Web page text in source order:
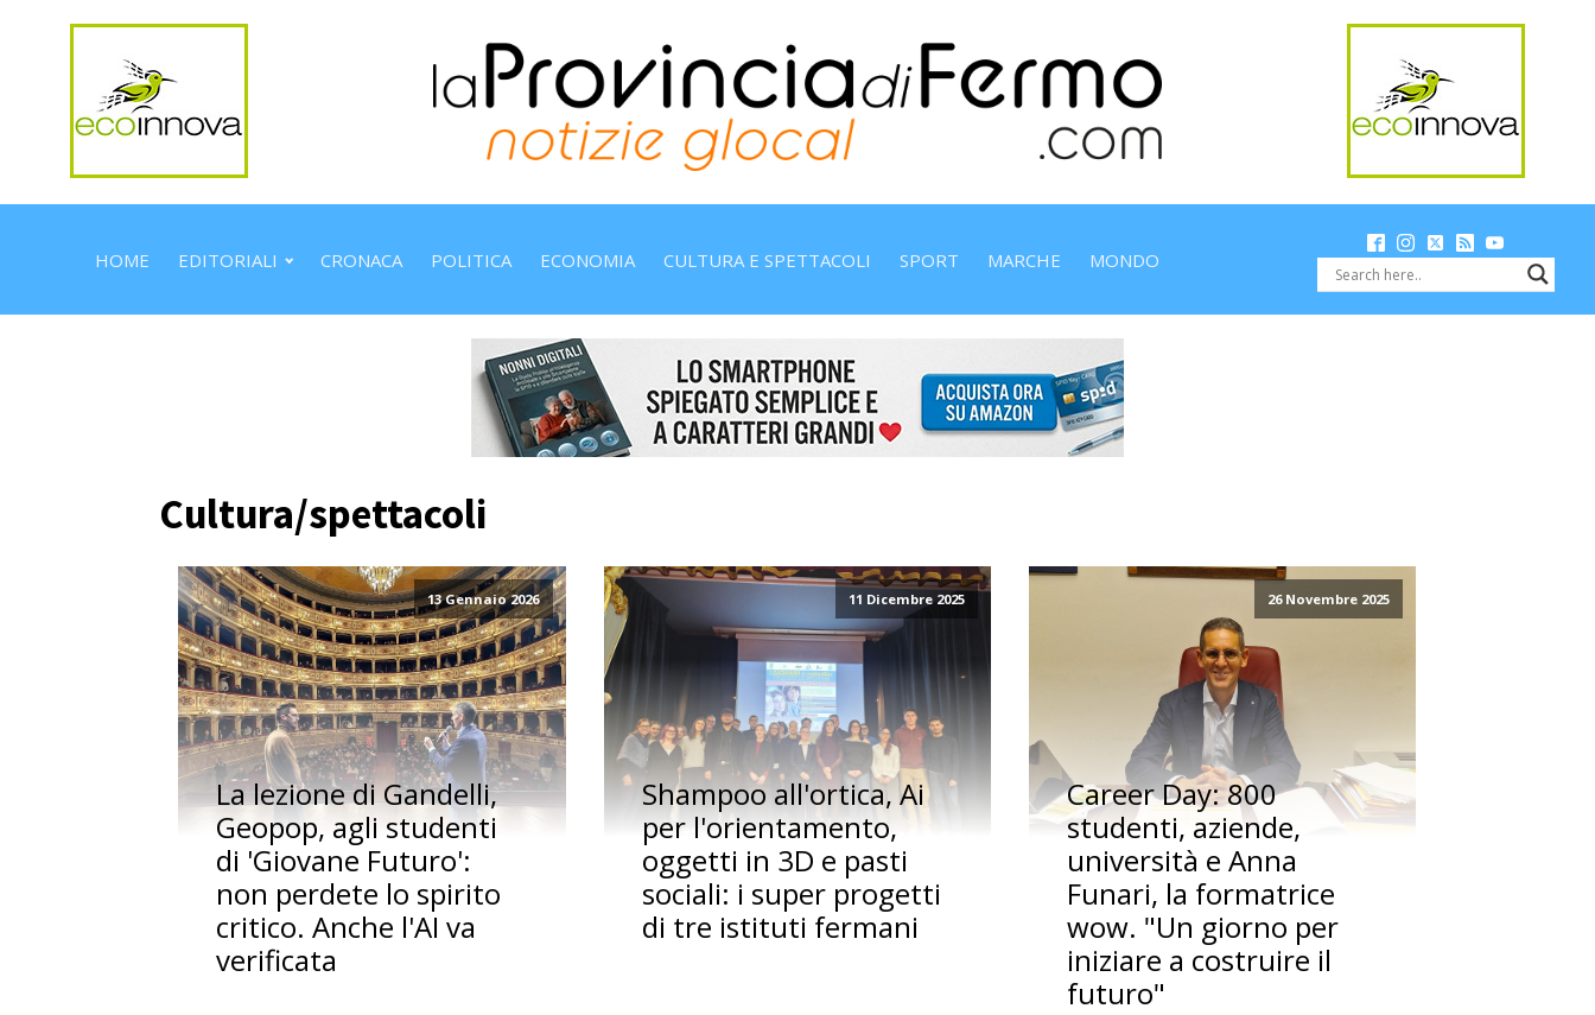
HOME EDITORIALI CRONACA POLITICA ECONOMIA CULTURA E SPETTACOLI SPORT MARCHE MONDO
Cultura/spettacoli
13 Gennaio 2026
La lezione di Gandelli,
Geopop, agli studenti
di 'Giovane Futuro':
non perdete lo spirito
critico. Anche l'AI va
verificata
11 Dicembre 2025
Shampoo all'ortica, Ai
per l'orientamento,
oggetti in 3D e pasti
sociali: i super progetti
di tre istituti fermani
26 Novembre 2025
Career Day: 800
studenti, aziende,
università e Anna
Funari, la formatrice
wow. "Un giorno per
iniziare a costruire il
futuro"